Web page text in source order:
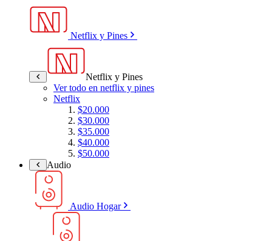
Netflix y Pines
Netflix y Pines
Ver todo en netflix y pines
Netflix
$20.000
$30.000
$35.000
$40.000
$50.000
Audio
Audio Hogar